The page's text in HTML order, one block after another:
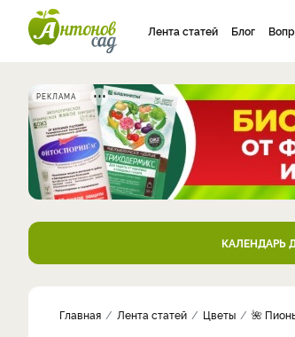
Лента статей Блог
РЕКЛАМА
КАЛЕНДАРЬ
Главная Лента статей Цветы 🌺